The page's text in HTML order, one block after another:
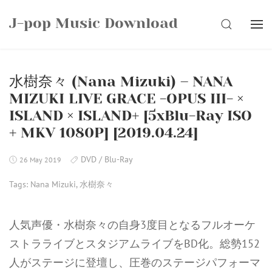
J-pop Music Download SEARCH
水樹奈々 (Nana Mizuki) – NANA
MIZUKI LIVE GRACE -OPUS III- ×
ISLAND × ISLAND+ [5xBlu-Ray ISO
+ MKV 1080P] [2019.04.24]
26 May 2019 DVD / Blu-Ray
Tags: Nana Mizuki,水樹奈々
人気声優・水樹奈々の自身3度目となるフルオーケ
ストラライブとスタジアムライブをBD化。総勢152
人がステージに登壇し、圧巻のステージパフォーマ